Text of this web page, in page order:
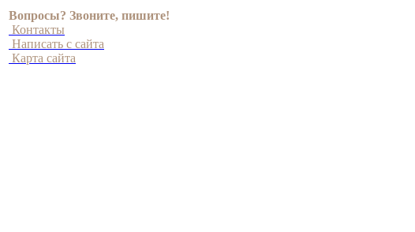
Вопросы? Звоните, пишите!
Контакты
Написать с сайта
Карта сайта